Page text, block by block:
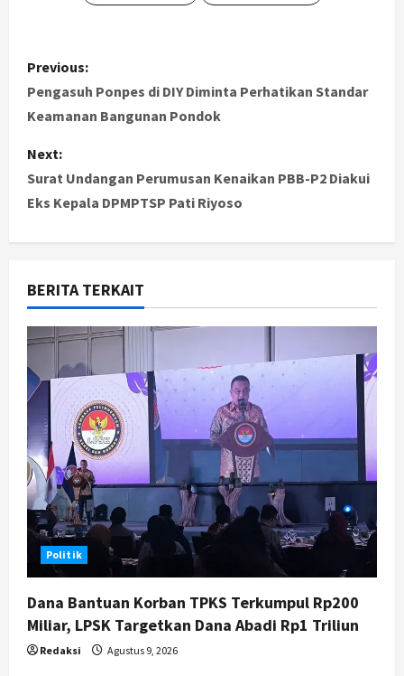
P
o
t
n
a
v
i
g
a
t
i
o
n
Previous:
Pengasuh Ponpes di DIY Diminta Perhatikan Standar
Keamanan Bangunan Pondok
Next:
Surat Undangan Perumusan Kenaikan PBB-P2 Diakui
Eks Kepala DPMPTSP Pati Riyoso
BERITA TERKAIT
Politik
Dana Bantuan Korban TPKS Terkumpul Rp200
Miliar, LPSK Targetkan Dana Abadi Rp1 Triliun
Redaksi Agustus 9, 2026